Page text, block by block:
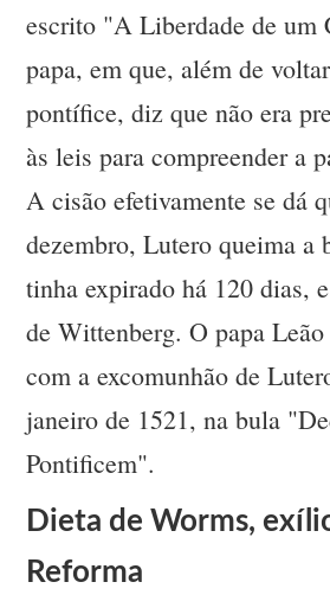
escrito "A Liberdade de um
papa, em que, além de
pontífice, diz que não era
às leis para compreender a
A cisão efetivamente se dá
dezembro, Lutero queima a
tinha expirado há 120 dias,
de Wittenberg. O papa
com a excomunhão de
janeiro de 1521, na bula
Pontificem".
Dieta de Worms,
Reforma